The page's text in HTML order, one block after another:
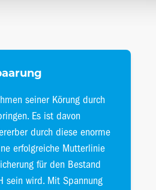
seiner Körung durch
Es ist davon
durch diese enorme
erfolgreiche Mutterlinie
für den Bestand
sein wird. Mit Spannung